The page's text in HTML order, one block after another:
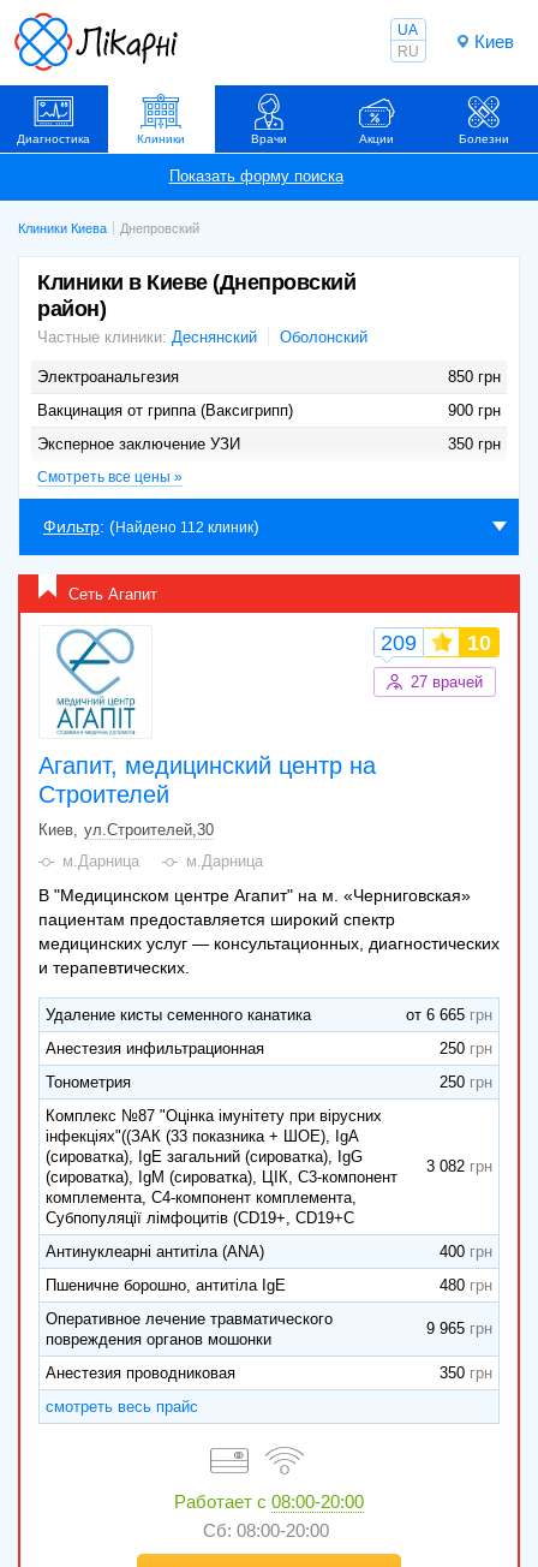
Киев
UA
RU
Диагностика Клиники Врачи Акции Болезни
Клиники Киева Днепровский
Клиники в Киеве (Днепровский
район)
Частные клиники: Деснянский Оболонский
Электроанальгезия
850 грн
Вакцинация от гриппа (Ваксигрипп)
900 грн
Эксперное заключение УЗИ
350 грн
Сеанс классической остеопатии
WhatsApp, Zoom 30 мин
500 грн
Пародонтальный скрининг
1500 грн
с эндоскопическим осмотром
1200 грн
Медичний догляд за шкірою обличчя
1000 грн
Керамическая конструкция на имплант III
Категория
Консультация врача-педиатра (кандидат
медицинских наук)
Смотреть все цены »
Фильтр: (Найдено 112 клиник)
Сеть Агапит
Агапит, медицинский центр на
Строителей
209 10
27 врачей
Киев ул.Строителей,30
м.Дарница
м.Дарница
В "Медицинском центре Агапит" на м. «Черниговская»
пациентам предоставляется широкий спектр
медицинских услуг — консультационных, диагностических
и терапевтических.
Удаление кисты семенного канатика
от 6 665
Анестезия инфильтрационная
250
Тонометрия
250
Комплекс №87 "Оцінка імунітету при вірусних
інфекціях"((ЗАК (33 показника + ШОЕ), IgA
(сироватка), IgЕ загальний (сироватка), IgG
(сироватка), IgМ (сироватка), ЦІК, С3-компонент
комплемента, С4-компонент комплемента,
Субпопуляції лімфоцитів (CD19+, CD19+C
3 082
Антинуклеарні антитіла (ANA)
400
Пшеничне борошно, антитіла IgE
480
Оперативное лечение травматического
повреждения органов мошонки
9 965
Анестезия проводниковая
350
смотреть весь прайс
Работает с 08:00-20:00
Сб: 08:00-20:00